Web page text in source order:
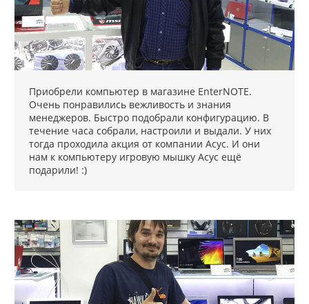
Приобрели компьютер в магазине EnterNOTE.
Очень понравились вежливость и знания
менеджеров. Быстро подобрали конфигурацию. В
течение часа собрали, настроили и выдали. У них
тогда проходила акция от компании Асус. И они
нам к компьютеру игровую мышку Асус ещё
подарили! :)